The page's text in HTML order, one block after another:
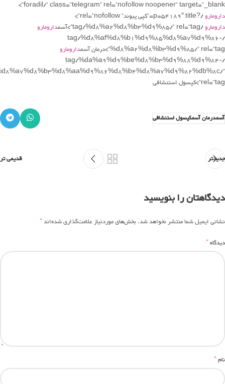
foradil/” class=”telegram” rel=”nofollow noopener” target=”_blank”>
دارومارو/?p=54189″ title=”کپی پیوند” rel=”nofollow”>
دارومارو/tag/%d8%a2%d8%b3%d9%85/” rel=”tag”>آسم
دارومارو
/tag/%d8%af%d8%b1%d9%85%d8%a7%d9%86-
%d8%a2%d8%b3%d9%85/” rel=”tag”>درمان آسم
دارومارو
/tag/%da%a9%d9%be%d8%b3%d9%88%d9%84-
”
rel=”tag”>کپسول استنشاقی
آسمدرمان آسمکپسول استنشاقی
جدیدتر قدیمی تر
دیدگاهتان را بنویسید
نشانی ایمیل شما منتشر نخواهد شد.بخش‌های موردنیاز علامت‌گذاری شده‌اند*
دیدگاه*
نام*